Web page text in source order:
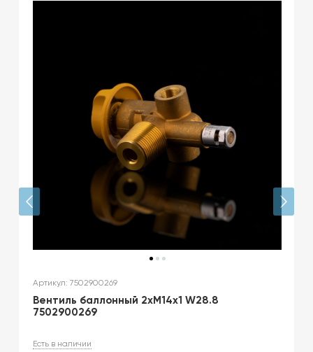
Артикул: 7502900269
Вентиль баллонный 2хМ14х1 W28.8
7502900269
Есть в наличии